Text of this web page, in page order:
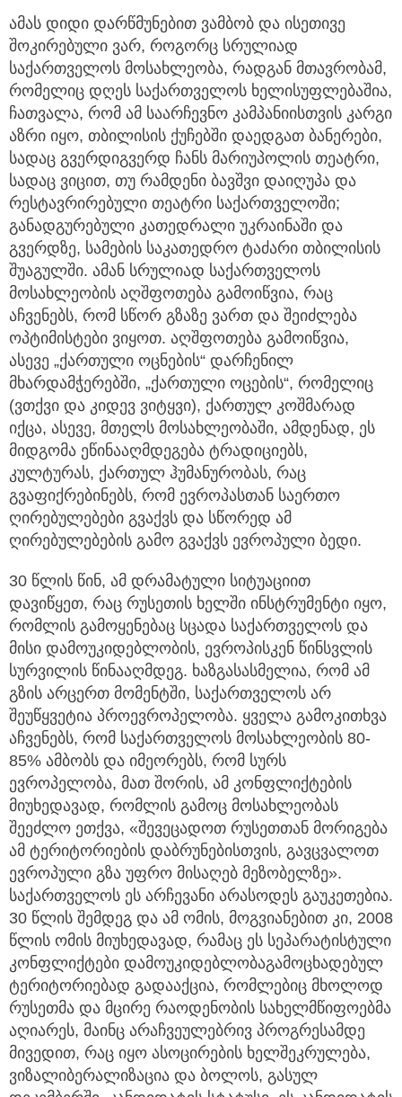
ამას დიდი დარწმუნებით ვამბობ და ისეთივე
შოკირებული ვარ, როგორც სრულიად
საქართველოს მოსახლეობა, რადგან მთავრობამ,
რომელიც დღეს საქართველოს ხელისუფლებაშია,
ჩათვალა, რომ ამ საარჩევნო კამპანიისთვის კარგი
აზრი იყო, თბილისის ქუჩებში დაედგათ ბანერები,
სადაც გვერდიგვერდ ჩანს მარიუპოლის თეატრი,
სადაც ვიცით, თუ რამდენი ბავშვი დაიღუპა და
რესტავრირებული თეატრი საქართველოში;
განადგურებული კათედრალი უკრაინაში და
გვერდზე, სამების საკათედრო ტაძარი თბილისის
შუაგულში. ამან სრულიად საქართველოს
მოსახლეობის აღშფოთება გამოიწვია, რაც
აჩვენებს, რომ სწორ გზაზე ვართ და შეიძლება
ოპტიმისტები ვიყოთ. აღშფოთება გამოიწვია,
ასევე „ქართული ოცნების“ დარჩენილ
მხარდამჭერებში, „ქართული ოცების“, რომელიც
(ვთქვი და კიდევ ვიტყვი), ქართულ კოშმარად
იქცა, ასევე, მთელს მოსახლეობაში, ამდენად, ეს
მიდგომა ეწინააღმდეგება ტრადიციებს,
კულტურას, ქართულ ჰუმანურობას, რაც
გვაფიქრებინებს, რომ ევროპასთან საერთო
ღირებულებები გვაქვს და სწორედ ამ
ღირებულებების გამო გვაქვს ევროპული ბედი.
30 წლის წინ, ამ დრამატული სიტუაციით
დავიწყეთ, რაც რუსეთის ხელში ინსტრუმენტი იყო,
რომლის გამოყენებაც სცადა საქართველოს და
მისი დამოუკიდებლობის, ევროპისკენ წინსვლის
სურვილის წინააღმდეგ. ხაზგასასმელია, რომ ამ
გზის არცერთ მომენტში, საქართველოს არ
შეუწყვეტია პროევროპელობა. ყველა გამოკითხვა
აჩვენებს, რომ საქართველოს მოსახლეობის 80-
85% ამბობს და იმეორებს, რომ სურს
ევროპელობა, მათ შორის, ამ კონფლიქტების
მიუხედავად, რომლის გამოც მოსახლეობას
შეეძლო ეთქვა, «შევეცადოთ რუსეთთან მორიგება
ამ ტერიტორიების დაბრუნებისთვის, გავცვალოთ
ევროპული გზა უფრო მისაღებ მეზობელზე».
საქართველოს ეს არჩევანი არასოდეს გაუკეთებია.
30 წლის შემდეგ და ამ ომის, მოგვიანებით კი, 2008
წლის ომის მიუხედავად, რამაც ეს სეპარატისტული
კონფლიქტები დამოუკიდებლობაგამოცხადებულ
ტერიტორიებად გადააქცია, რომლებიც მხოლოდ
რუსეთმა და მცირე რაოდენობის სახელმწიფოებმა
აღიარეს, მაინც არაჩვეულებრივ პროგრესამდე
მივედით, რაც იყო ასოცირების ხელშეკრულება,
ვიზალიბერალიზაცია და ბოლოს, გასულ